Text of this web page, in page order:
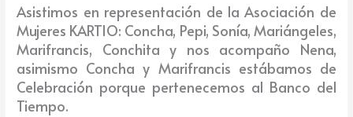
Asistimos en representación de la Asociación de
Mujeres KARTIO: Concha, Pepi, Sonía, Mariángeles,
Marifrancis, Conchita y nos acompaño Nena,
asimismo Concha y Marifrancis estábamos de
Celebración porque pertenecemos al Banco del
Tiempo.